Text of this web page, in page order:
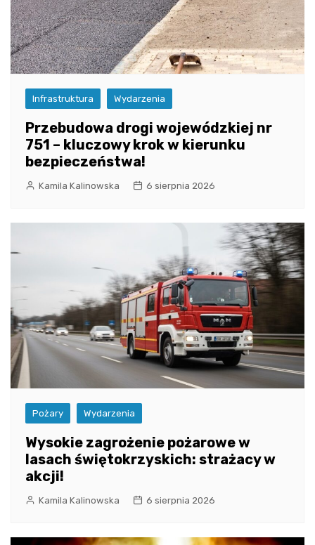
Infrastruktura Wydarzenia
Przebudowa drogi wojewódzkiej nr
751 – kluczowy krok w kierunku
bezpieczeństwa!
Kamila Kalinowska 6 sierpnia 2026
Pożary Wydarzenia
Wysokie zagrożenie pożarowe w
lasach świętokrzyskich: strażacy w
akcji!
Kamila Kalinowska 6 sierpnia 2026